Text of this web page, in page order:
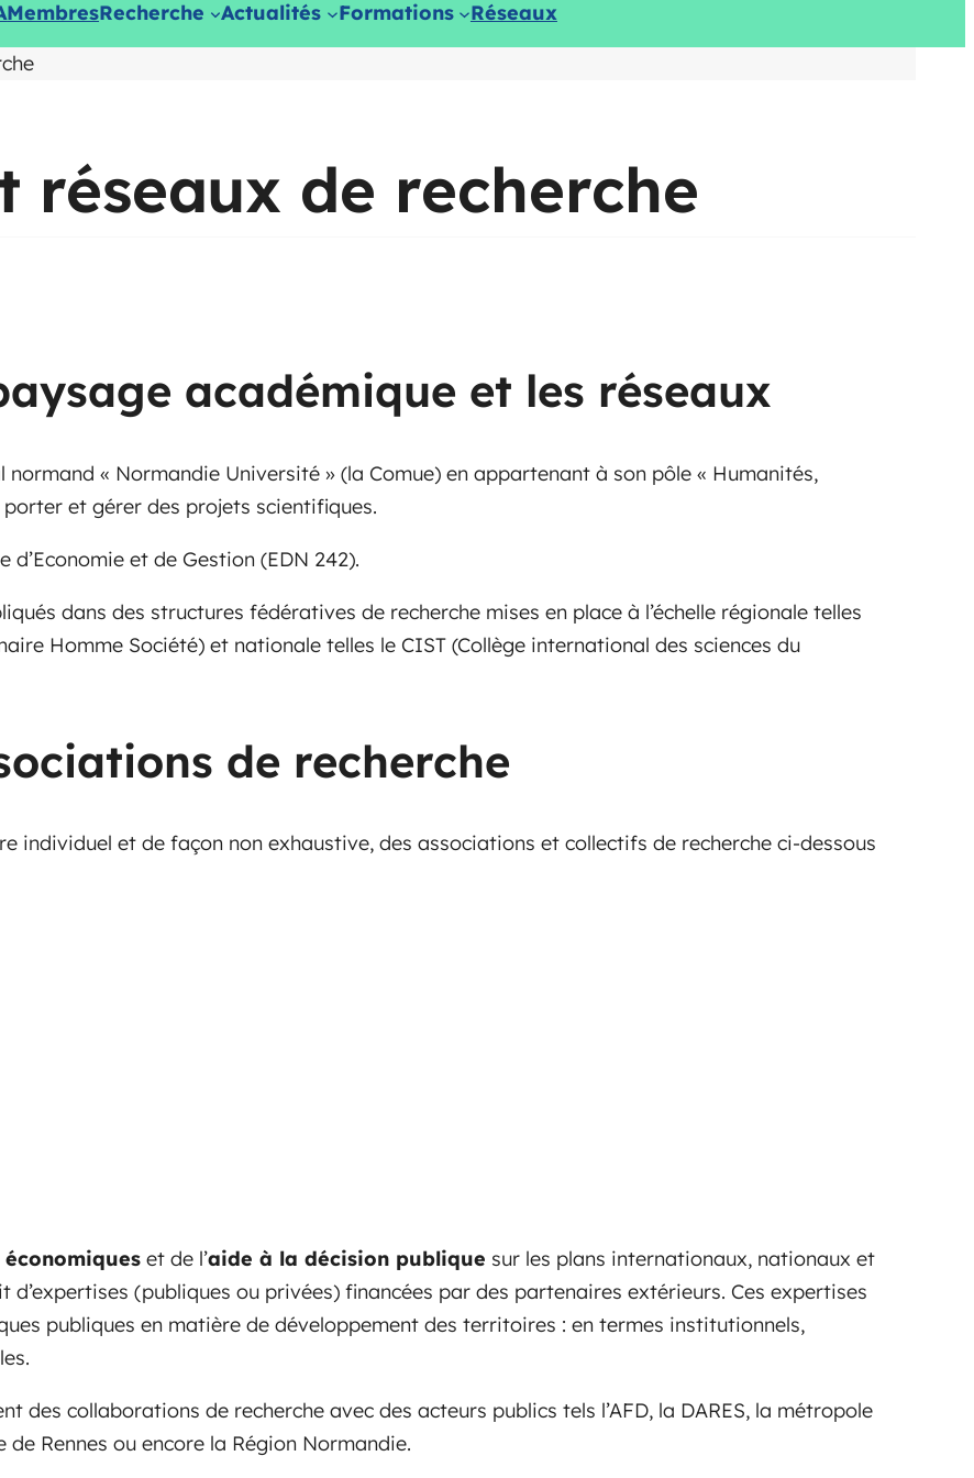
MembresRecherche Actualités Formations
Réseaux
réseaux de recherche
académique et les réseaux
normand « Normandie Université » (la Comue) en appartenant à son pôle « Humanités,
et gérer des projets scientifiques.
et de Gestion (EDN 242).
dans des structures fédératives de recherche mises en place à l’échelle régionale telles
Homme Société) et nationale telles le CIST (Collège international des sciences du
de recherche
individuel et de façon non exhaustive, des associations et collectifs de recherche ci-dessous
et de l’aide à la décision publique sur les plans internationaux, nationaux et
(publiques ou privées) financées par des partenaires extérieurs. Ces expertises
publiques en matière de développement des territoires : en termes institutionnels,
des collaborations de recherche avec des acteurs publics tels l’AFD, la DARES, la métropole
Rennes ou encore la Région Normandie.